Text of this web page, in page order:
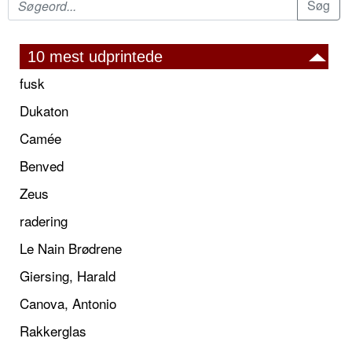
10 mest udprintede
fusk
Dukaton
Camée
Benved
Zeus
radering
Le Nain Brødrene
Giersing, Harald
Canova, Antonio
Rakkerglas